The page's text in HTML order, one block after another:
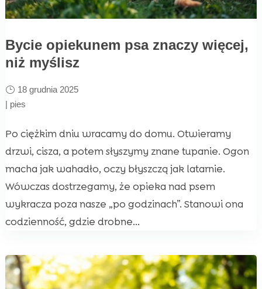
Bycie opiekunem psa znaczy więcej,
niż myślisz
18 grudnia 2025
| pies
Po ciężkim dniu wracamy do domu. Otwieramy
drzwi, cisza, a potem słyszymy znane tupanie. Ogon
macha jak wahadło, oczy błyszczą jak latarnie.
Wówczas dostrzegamy, że opieka nad psem
wykracza poza nasze „po godzinach”. Stanowi ona
codzienność, gdzie drobne...